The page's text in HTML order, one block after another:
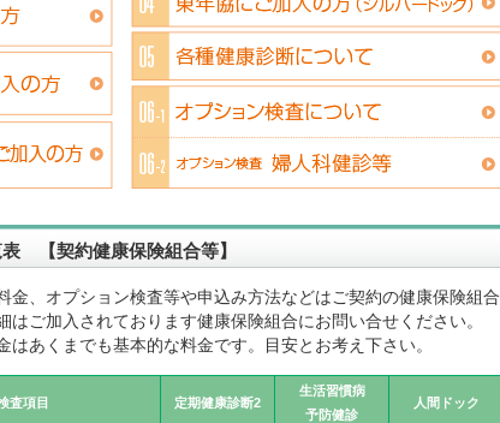
【契約健康保険組合等】
金、オプション検査等や申込み方法などはご契約の健康保険組合
はご加入されております健康保険組合にお問い合せください。
はあくまでも基本的な料金です。目安とお考え下さい。
査項目 定期健康診断2
生活習慣病
予防健診
人間ドック